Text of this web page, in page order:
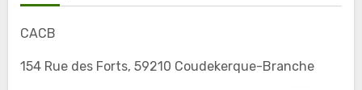
CACB
154 Rue des Forts, 59210 Coudekerque-Branche